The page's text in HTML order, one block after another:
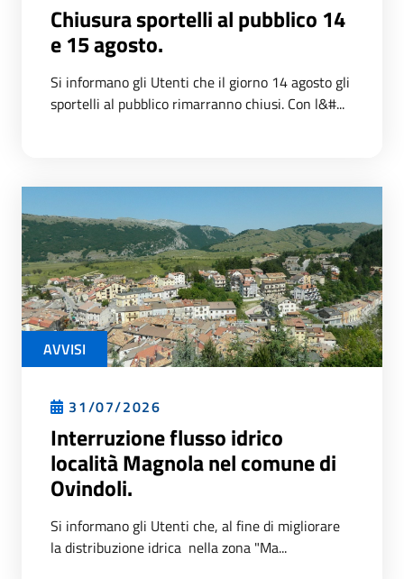
Chiusura sportelli al pubblico 14
e 15 agosto.
Si informano gli Utenti che il giorno 14 agosto gli
sportelli al pubblico rimarranno chiusi. Con l&#...
AVVISI
31/07/2026
Interruzione flusso idrico
località Magnola nel comune di
Ovindoli.
Si informano gli Utenti che, al fine di migliorare
la distribuzione idrica nella zona "Ma...